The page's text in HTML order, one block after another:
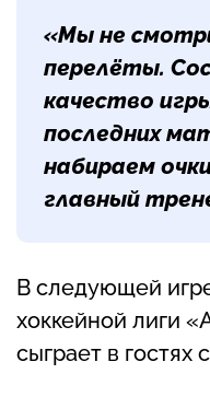
«Мы не
перелёты.
качество
последних
набираем
главный
В следующей
хоккейной лиги
сыграет в гостях